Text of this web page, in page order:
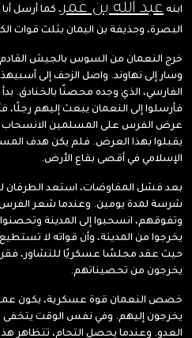
ابنه عبد الله بن عمر، كما أرسل
البصرة، وحذيفة بن اليمان بثلث قوات
وسار إلى نهاوند. واصل الزحف إلى
الفارسي، الذي وجده محصنًا بالخنادق.
فأرسلوا إلى النعمان يبعث إليهم
عرض الفرس على المسلمين الانسحاب
يقبلوا بهذا العرض. فلم يكن هدف
الإسلامي في أقصى بقاع الأرض.
بعد فشل المفاوضات، استعد الطرفان
شرسة لمدة يومين. وعندما شعر
وتفوقهم، انسحبوا إلى المدينة
يخرجوا من المدينة، وأن قواته لا
حيث عقد مجلسًا عسكريًا للتشاور،
يخرجون من تحصيناتهم.
خصص النعمان قوة عسكرية، يكون
يخرجون إليهم. وفي نفس الوقت يتخفى
العدو. وعندما يحصل التحام، تتظاهر